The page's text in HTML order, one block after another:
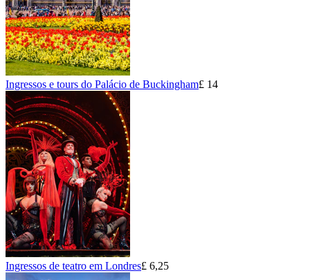
Ingressos e tours do Palácio de Buckingham£ 14
Ingressos de teatro em Londres£ 6,25